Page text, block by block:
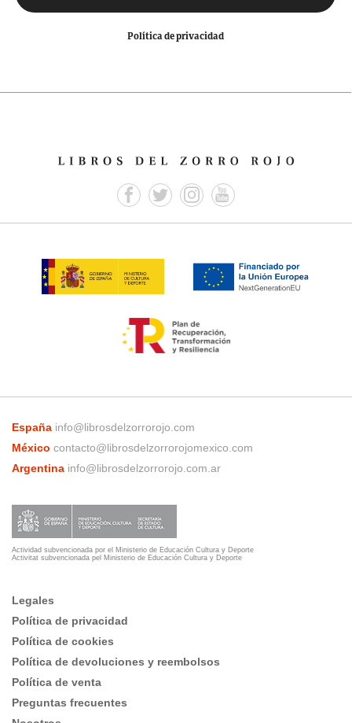
Política de privacidad
España info@librosdelzorrorojo.com
México contacto@librosdelzorrorojomexico.com
Argentina info@librosdelzorrorojo.com.ar
Actividad subvencionada por el Ministerio de Educación Cultura y Deporte
Activitat subvencionada pel Ministerio de Educación Cultura y Deporte
Legales
Política de privacidad
Política de cookies
Política de devoluciones y reembolsos
Política de venta
Preguntas frecuentes